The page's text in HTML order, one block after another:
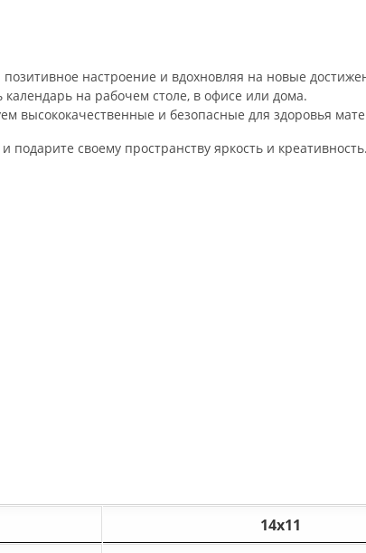
настроение и вдохновляя на новые
на рабочем столе, в офисе или дома.
высококачественные и безопасные для здоровья
своему пространству яркость и
14х11